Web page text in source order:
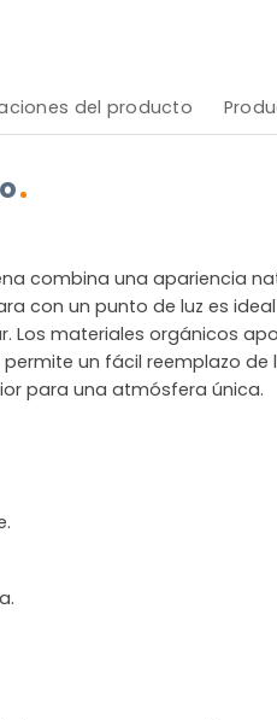
del producto
combina una apariencia
con un punto de luz es
Los materiales orgánicos
un fácil reemplazo de
para una atmósfera única.